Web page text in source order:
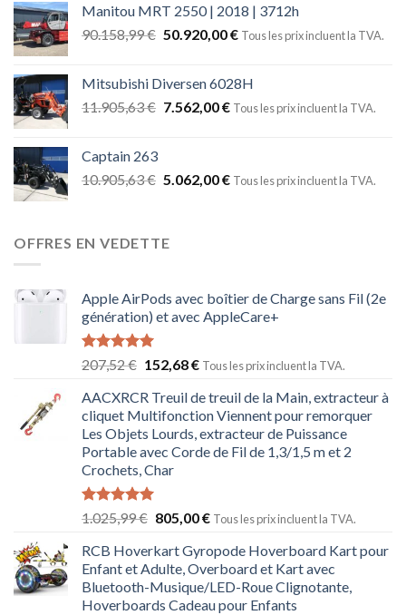
Manitou MRT 2550 | 2018 | 3712h
90.158,99€ 50.920,00€ Tous les prix incluent la TVA.
Mitsubishi Diversen 6028H
11.905,63€ 7.562,00€ Tous les prix incluent la TVA.
Captain 263
10.905,63€ 5.062,00€ Tous les prix incluent la TVA.
OFFRES EN VEDETTE
Apple AirPods avec boîtier de Charge sans Fil (2e
génération) et avec AppleCare+
Note5.00
sur 5
207,52€ 152,68€ Tous les prix incluent la TVA.
AACXRCR Treuil de treuil de la Main, extracteur à
cliquet Multifonction Viennent pour remorquer
Les Objets Lourds, extracteur de Puissance
Portable avec Corde de Fil de 1,3/1,5 m et 2
Crochets, Char
Note5.00
1.025,99€ 805,00€ Tous les prix incluent la TVA.
RCB Hoverkart Gyropode Hoverboard Kart pour
Enfant et Adulte, Overboard et Kart avec
Bluetooth-Musique/LED-Roue Clignotante,
Hoverboards Cadeau pour Enfants